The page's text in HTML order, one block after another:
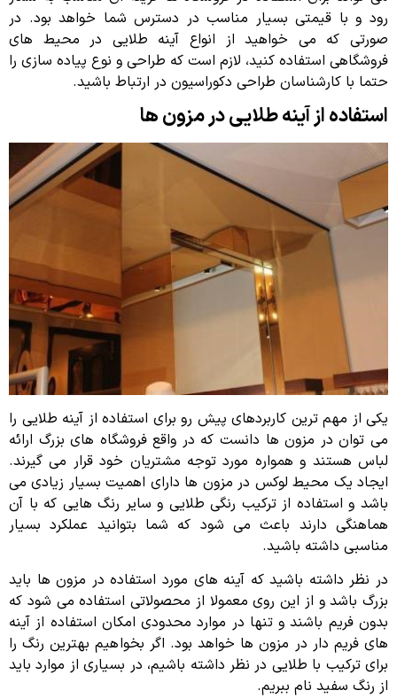
رود و با قیمتی بسیار مناسب در دسترس شما خواهد بود. در
صورتی که می خواهید از انواع آینه طلایی در محیط های
فروشگاهی استفاده کنید، لازم است که طراحی و نوع پیاده سازی را
حتما با کارشناسان طراحی دکوراسیون در ارتباط باشید.
استفاده از آینه طلایی در مزون ها
یکی از مهم ترین کاربردهای پیش رو برای استفاده از آینه طلایی را
می توان در مزون ها دانست که در واقع فروشگاه های بزرگ ارائه
لباس هستند و همواره مورد توجه مشتریان خود قرار می گیرند.
ایجاد یک محیط لوکس در مزون ها دارای اهمیت بسیار زیادی می
باشد و استفاده از ترکیب رنگی طلایی و سایر رنگ هایی که با آن
هماهنگی دارند باعث می شود که شما بتوانید عملکرد بسیار
مناسبی داشته باشید.
در نظر داشته باشید که آینه های مورد استفاده در مزون ها باید
بزرگ باشد و از این روی معمولا از محصولاتی استفاده می شود که
بدون فریم باشند و تنها در موارد محدودی امکان استفاده از آینه
های فریم دار در مزون ها خواهد بود. اگر بخواهیم بهترین رنگ را
برای ترکیب با طلایی در نظر داشته باشیم، در بسیاری از موارد باید
از رنگ سفید نام ببریم.